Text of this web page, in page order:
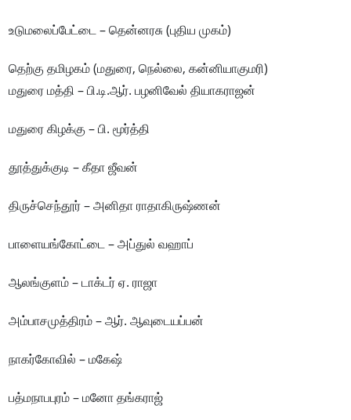
உடுமலைப்பேட்டை – தென்னரசு (புதிய முகம்)
தெற்கு தமிழகம் (மதுரை, நெல்லை, கன்னியாகுமரி)
மதுரை மத்தி – பி.டி.ஆர். பழனிவேல் தியாகராஜன்
மதுரை கிழக்கு – பி. மூர்த்தி
தூத்துக்குடி – கீதா ஜீவன்
திருச்செந்தூர் – அனிதா ராதாகிருஷ்ணன்
பாளையங்கோட்டை – அப்துல் வஹாப்
ஆலங்குளம் – டாக்டர் ஏ. ராஜா
அம்பாசமுத்திரம் – ஆர். ஆவுடையப்பன்
நாகர்கோவில் – மகேஷ்
பத்மநாபபுரம் – மனோ தங்கராஜ்